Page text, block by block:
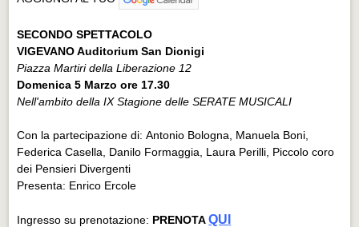
SECONDO SPETTACOLO
VIGEVANO Auditorium San Dionigi
Piazza Martiri della Liberazione 12
Domenica 5 Marzo ore 17.30
Nell'ambito della IX Stagione delle SERATE MUSICALI
Con la partecipazione di: Antonio Bologna, Manuela Boni,
Federica Casella, Danilo Formaggia, Laura Perilli, Piccolo coro
dei Pensieri Divergenti
Presenta: Enrico Ercole
Ingresso su prenotazione: PRENOTAQUI